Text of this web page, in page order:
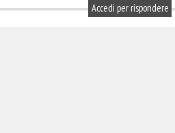
Accedi per rispondere